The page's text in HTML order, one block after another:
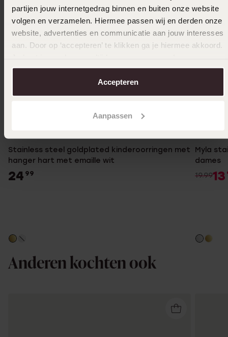
partijen jouw internetgedrag binnen en buiten onze website
volgen en verzamelen. Hiermee passen wij en derden onze
website, advertenties en communicatie aan jouw interesses
aan. Door op ‘accepteren’ te klikken ga je hiermee akkoord.
over in onscookiebeleid.
Accepteren
Aanpassen
Stainless steel goldplated kinderoorringen met
hanger hart met emaille wit
24 99
Myla
dames
19.9913
Anderen kochten ook